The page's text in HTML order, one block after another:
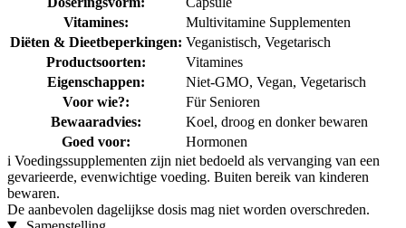
Vitamines:
Multivitamine Supplementen
Diëten & Dieetbeperkingen: Veganistisch, Vegetarisch
Productsoorten:
Vitamines
Eigenschappen:
Niet-GMO, Vegan, Vegetarisch
Voor wie?:
Für Senioren
Bewaaradvies:
Koel, droog en donker bewaren
Goed voor:
Hormonen
i Voedingssupplementen zijn niet bedoeld als vervanging van een
gevarieerde, evenwichtige voeding. Buiten bereik van kinderen
bewaren.
De aanbevolen dagelijkse dosis mag niet worden overschreden.